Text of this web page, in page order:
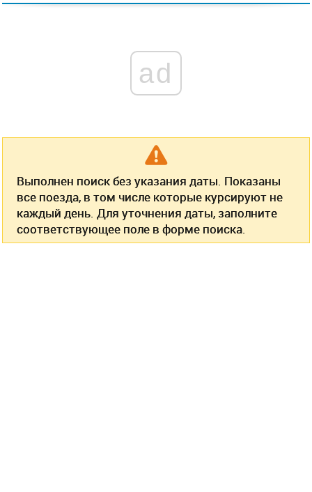
ad
Выполнен поиск без указания даты. Показаны
все поезда, в том числе которые курсируют не
каждый день. Для уточнения даты, заполните
соответствующее поле в форме поиска.